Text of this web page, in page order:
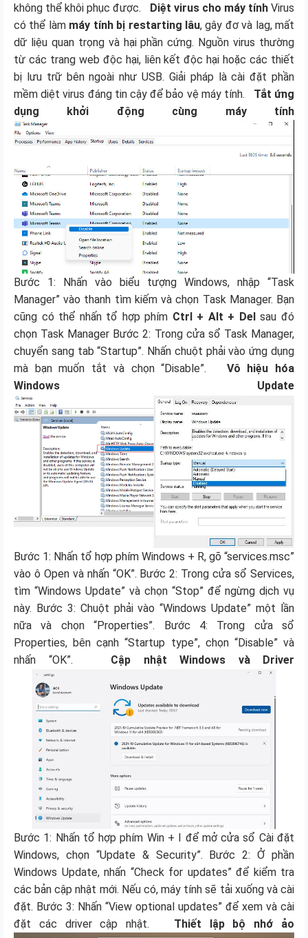
không thể khôi phục được.
Diệt virus cho máy tínhVirus
có thể làm máy tính bị restarting lâu, gây đơ và lag, mất
dữ liệu quan trọng và hại phần cứng. Nguồn virus thường
từ các trang web độc hại, liên kết độc hại hoặc các thiết
bị lưu trữ bên ngoài như USB. Giải pháp là cài đặt phần
mềm diệt virus đáng tin cậy để bảo vệ máy tính.
Tắt ứng
dụng khởi động cùng máy tính
Bước 1: Nhấn vào biểu tượng Windows, nhập “Task
Manager” vào thanh tìm kiếm và chọn Task Manager. Bạn
cũng có thể nhấn tổ hợp phím Ctrl + Alt + Delsau đó
chọn Task Manager Bước 2: Trong cửa sổ Task Manager,
chuyển sang tab “Startup”. Nhấn chuột phải vào ứng dụng
mà bạn muốn tắt và chọn “Disable”.
Vô hiệu hóa
Windows Update
Bước 1: Nhấn tổ hợp phím Windows + R, gõ “services.msc”
vào ô Open và nhấn “OK”. Bước 2: Trong cửa sổ Services,
tìm “Windows Update” và chọn “Stop” để ngừng dịch vụ
này. Bước 3: Chuột phải vào “Windows Update” một lần
nữa và chọn “Properties”. Bước 4: Trong cửa sổ
Properties, bên cạnh “Startup type”, chọn “Disable” và
nhấn “OK”.
Cập nhật Windows và Driver
Bước 1: Nhấn tổ hợp phím Win + I để mở cửa sổ Cài đặt
Windows, chọn “Update & Security”. Bước 2: Ở phần
Windows Update, nhấn “Check for updates” để kiểm tra
các bản cập nhật mới. Nếu có, máy tính sẽ tải xuống và cài
đặt. Bước 3: Nhấn “View optional updates” để xem và cài
đặt các driver cập nhật.
Thiết lập bộ nhớ ảo